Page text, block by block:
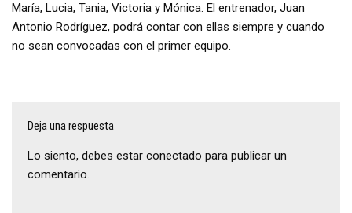
María, Lucia, Tania, Victoria y Mónica. El entrenador, Juan
Antonio Rodríguez, podrá contar con ellas siempre y cuando
no sean convocadas con el primer equipo.
Deja una respuesta
Lo siento, debes estar conectado para publicar un
comentario.